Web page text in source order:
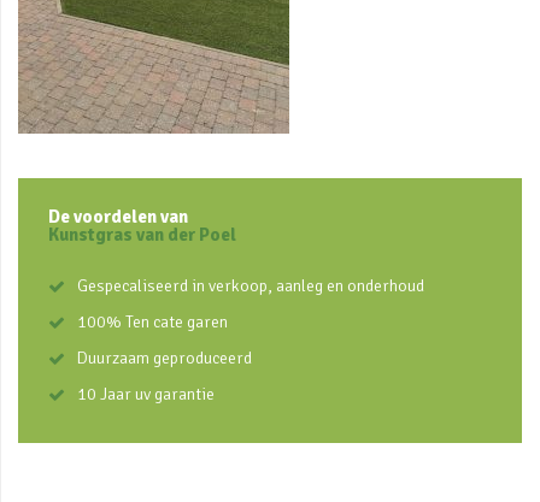
De voordelen van
Kunstgras van der Poel
Gespecaliseerd in verkoop, aanleg en onderhoud
100% Ten cate garen
Duurzaam geproduceerd
10 Jaar uv garantie